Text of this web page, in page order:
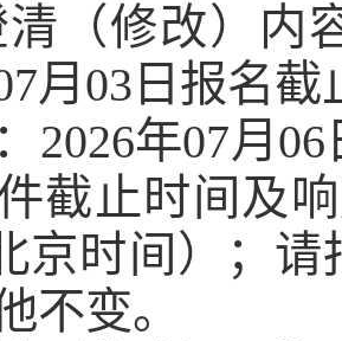
清（修改）内
月03日报名
2026年07月
截止时间及
京时间）；
不变。